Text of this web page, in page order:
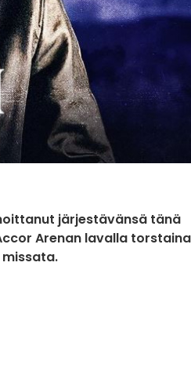
järjestävänsä tänä
Arenan lavalla torstaina